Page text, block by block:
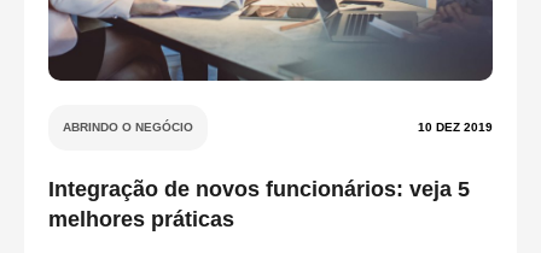
ABRINDO O NEGÓCIO 10 DEZ 2019
Integração de novos funcionários: veja 5
melhores práticas